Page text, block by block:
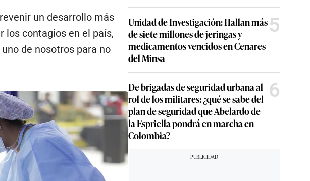
un desarrollo más
los contagios en el país,
de nosotros para no
Unidad de Investigación: Hallan más
de siete millones de jeringas y
medicamentos vencidos en Cenares
del Minsa
5
De brigadas de seguridad urbana al
rol de los militares: ¿qué se sabe del
plan de seguridad que Abelardo de
la Espriella pondrá en marcha en
Colombia?
6